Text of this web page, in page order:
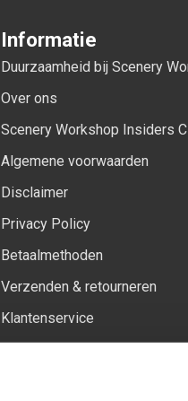
Informatie
Duurzaamheid bij Scenery
Over ons
Scenery Workshop Insiders
Algemene voorwaarden
Disclaimer
Privacy Policy
Betaalmethoden
Verzenden & retourneren
Klantenservice